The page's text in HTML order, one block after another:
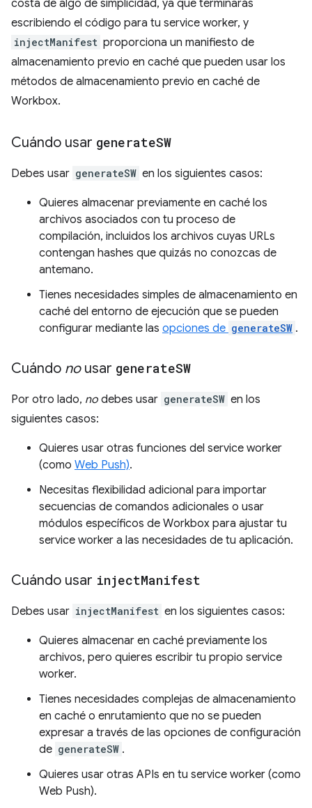
costa de algo de simplicidad, ya que terminarás
escribiendo el código para tu service worker, y
injectManifest proporciona un manifiesto de
almacenamiento previo en caché que pueden usar los
métodos de almacenamiento previo en caché de
Workbox.
Cuándo usar generateSW
Debes usar generateSW en los siguientes casos:
Quieres almacenar previamente en caché los
archivos asociados con tu proceso de
compilación, incluidos los archivos cuyas URLs
contengan hashes que quizás no conozcas de
antemano.
Tienes necesidades simples de almacenamiento en
caché del entorno de ejecución que se pueden
configurar mediante las opciones de generateSW .
Cuándo nousar generateSW
Por otro lado, no debes usar generateSW en los
siguientes casos:
Quieres usar otras funciones del service worker
(como Web Push).
Necesitas flexibilidad adicional para importar
secuencias de comandos adicionales o usar
módulos específicos de Workbox para ajustar tu
service worker a las necesidades de tu aplicación.
Cuándo usar injectManifest
Debes usar injectManifest en los siguientes casos:
Quieres almacenar en caché previamente los
archivos, pero quieres escribir tu propio service
worker.
Tienes necesidades complejas de almacenamiento
en caché o enrutamiento que no se pueden
expresar a través de las opciones de configuración
de generateSW .
Quieres usar otras APIs en tu service worker (como
Web Push).